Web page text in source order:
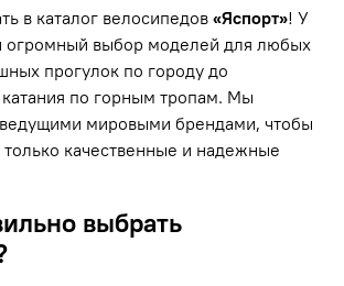
в каталог велосипедов «Яспорт»! У
огромный выбор моделей для любых
прогулок по городу до
по горным тропам. Мы
мировыми брендами, чтобы
качественные и надежные
выбрать